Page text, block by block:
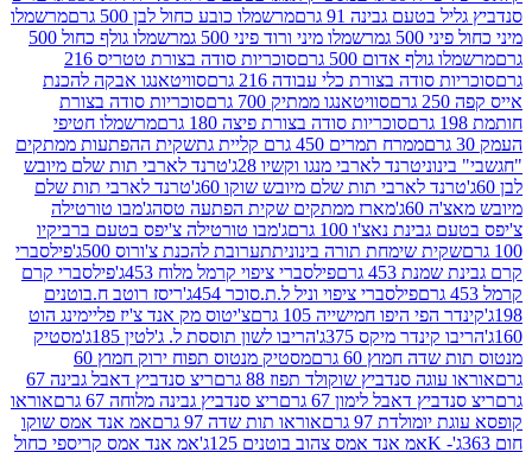
גבינה 91 גרם
מרשמלו כובע כחול לבן 500 גרם
מרשמלו
ג
מרשמלו מיני ורוד פיני 500 ג
מרשמלו גולף כחול 500
אדום 500 גרם
סוכריות סודה בצורת טטריס 216
בצורת כלי עבודה 216 גרם
סוויטאנגו אבקה להכנת
סוויטאנגו ממתיק 700 גרם
סוכריות סודה בצורת
סוכריות סודה בצורת פיצה 180 גרם
מרשמלו חטיפי
ממרח תמרים 450 גרם קליית גת
שקית ההפתעות ממתקים
טרנד לארבי מנגו וקשיו 28ג'
טרנד לארבי תות שלם מיובש
לארבי תות שלם מיובש שוקו 60ג'
טרנד לארבי תות שלם
מארז ממתקים שקית הפתעה טסהג'מבו טורטילה
נאצ'ו 100 גרם
ג'מבו טורטילה צ'יפס בטעם ברביקיו
שימחת תורה בינוניתתערובת להכנת צ'ורוס 500ג'
פילסברי
453 גרם
פילסברי ציפוי קרמל מלוח 453ג'
פילסברי קרם
פילסברי ציפוי וניל ל.ת.סוכר 454ג'
ריסז רוטב ח.בוטנים
היפו חמישייה 105 גרם
צ'יטוס מק אנד צ'יז פליימינג הוט
מיקס 375ג'
הריבו לשון תוססת ל. ג'לטין 185ג'
מסטיק
חמוץ 60 גרם
מסטיק מנטוס תפוח ירוק חמוץ 60
סנדביץ שוקולד תפוז 88 גרם
ריצ סנדביץ דאבל גבינה 67
דאבל לימון 67 גרם
ריצ סנדביץ גבינה מלוחה 67 גרם
אוראו
97 גרם
אוראו תות שדה 97 גרם
אמ אנד אמס שוקו
אמ אנד אמס צהוב בוטנים 125ג'
אמ אנד אמס קריספי כחול